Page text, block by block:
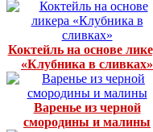
Коктейль на основе
«Клубника в сливках»
Варенье из черной
смородины и малины